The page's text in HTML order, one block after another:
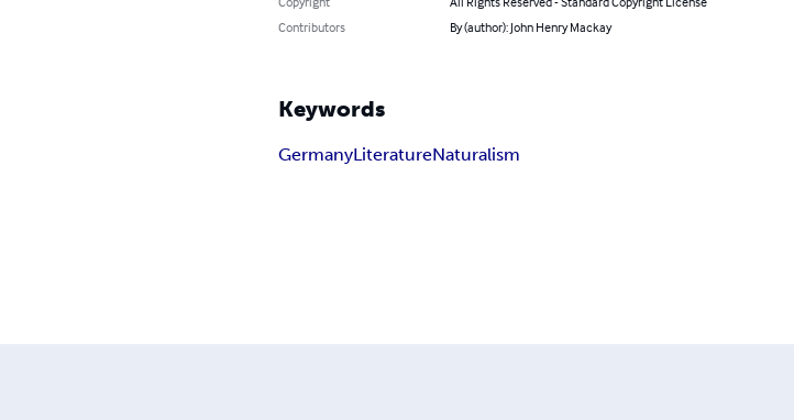
Contributors
By (author): John Henry Mackay
Keywords
GermanyLiteratureNaturalism